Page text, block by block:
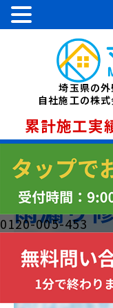
埼玉県の
自社施工の株
累計施工実
0120-005-453
雨漏り
ため相